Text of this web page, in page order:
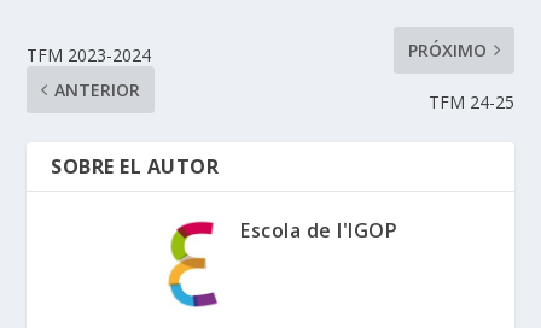
TFM 2023-2024
ANTERIOR
PRÓXIMO
TFM 24-25
SOBRE EL AUTOR
Escola de l'IGOP